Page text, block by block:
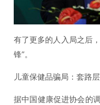
有了更多的人入局之后
锋”。
儿童保健品骗局：套路
据中国健康促进协会的